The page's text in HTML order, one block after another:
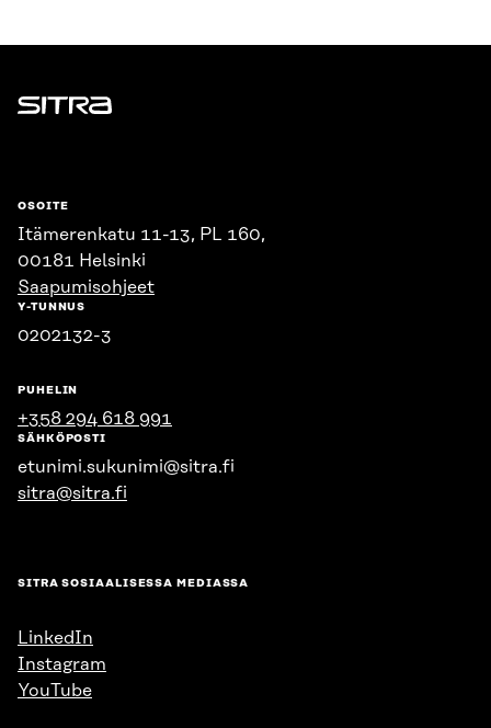
Sitra
OSOITE
Itämerenkatu 11-13, PL 160,
00181 Helsinki
Saapumisohjeet
Y-TUNNUS
0202132-3
PUHELIN
+358 294 618 991
SÄHKÖPOSTI
etunimi.sukunimi@sitra.fi
sitra@sitra.fi
SITRA SOSIAALISESSA MEDIASSA
LinkedIn
Instagram
YouTube